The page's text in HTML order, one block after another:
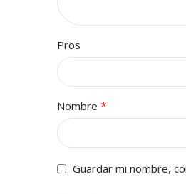
Pros
Nombre *
Guardar mi nombre,